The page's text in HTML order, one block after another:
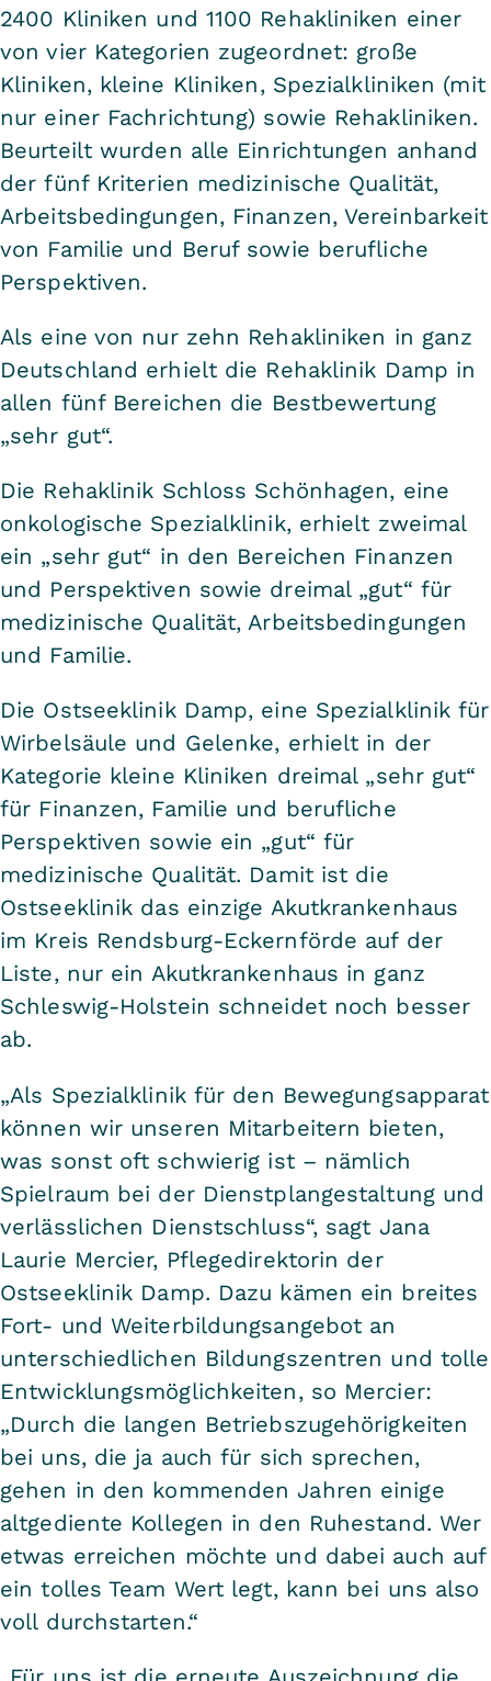
2400 Kliniken und 1100 Rehakliniken einer
von vier Kategorien zugeordnet: große
Kliniken, kleine Kliniken, Spezialkliniken (mit
nur einer Fachrichtung) sowie Rehakliniken.
Beurteilt wurden alle Einrichtungen anhand
der fünf Kriterien medizinische Qualität,
Arbeitsbedingungen, Finanzen, Vereinbarkeit
von Familie und Beruf sowie berufliche
Perspektiven.
Als eine von nur zehn Rehakliniken in ganz
Deutschland erhielt die Rehaklinik Damp in
allen fünf Bereichen die Bestbewertung
„sehr gut“.
Die Rehaklinik Schloss Schönhagen, eine
onkologische Spezialklinik, erhielt zweimal
ein „sehr gut“ in den Bereichen Finanzen
und Perspektiven sowie dreimal „gut“ für
medizinische Qualität, Arbeitsbedingungen
und Familie.
Die Ostseeklinik Damp, eine Spezialklinik für
Wirbelsäule und Gelenke, erhielt in der
Kategorie kleine Kliniken dreimal „sehr gut“
für Finanzen, Familie und berufliche
Perspektiven sowie ein „gut“ für
medizinische Qualität. Damit ist die
Ostseeklinik das einzige Akutkrankenhaus
im Kreis Rendsburg-Eckernförde auf der
Liste, nur ein Akutkrankenhaus in ganz
Schleswig-Holstein schneidet noch besser
ab.
„Als Spezialklinik für den Bewegungsapparat
können wir unseren Mitarbeitern bieten,
was sonst oft schwierig ist – nämlich
Spielraum bei der Dienstplangestaltung und
verlässlichen Dienstschluss“, sagt Jana
Laurie Mercier, Pflegedirektorin der
Ostseeklinik Damp. Dazu kämen ein breites
Fort- und Weiterbildungsangebot an
unterschiedlichen Bildungszentren und tolle
Entwicklungsmöglichkeiten, so Mercier:
„Durch die langen Betriebszugehörigkeiten
bei uns, die ja auch für sich sprechen,
gehen in den kommenden Jahren einige
altgediente Kollegen in den Ruhestand. Wer
etwas erreichen möchte und dabei auch auf
ein tolles Team Wert legt, kann bei uns also
voll durchstarten.“